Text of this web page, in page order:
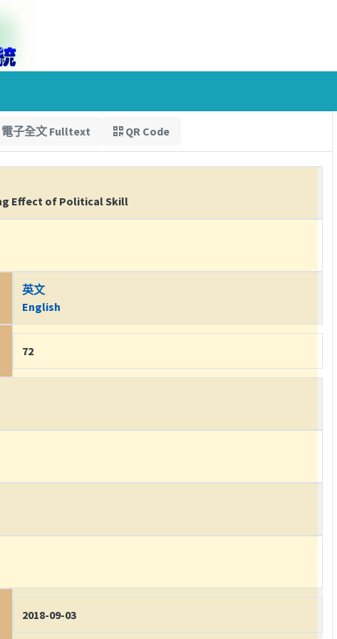
子全文 Fulltext QR Code
Effect of Political Skill
英文
English
72
2018-09-03